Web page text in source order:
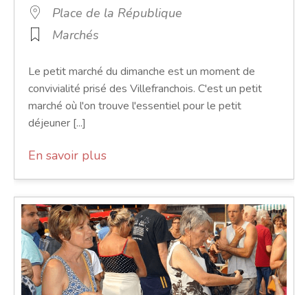
Place de la République
Marchés
Le petit marché du dimanche est un moment de
convivialité prisé des Villefranchois. C'est un petit
marché où l'on trouve l'essentiel pour le petit
déjeuner [...]
En savoir plus